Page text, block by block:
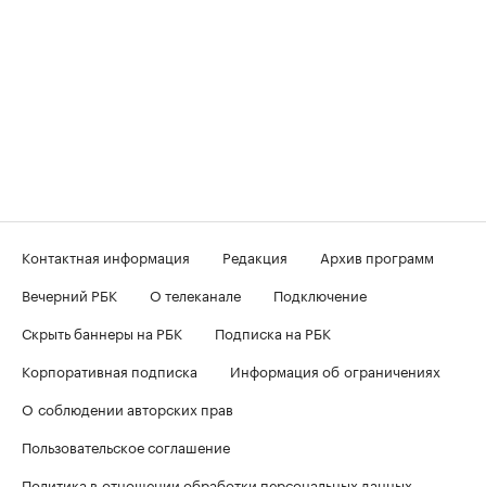
Контактная информация Редакция
Архив программ
Вечерний РБК
О телеканале
Подключение
Скрыть баннеры на РБК
Подписка на РБК
Корпоративная подписка
Информация об ограничениях
О соблюдении авторских прав
Пользовательское соглашение